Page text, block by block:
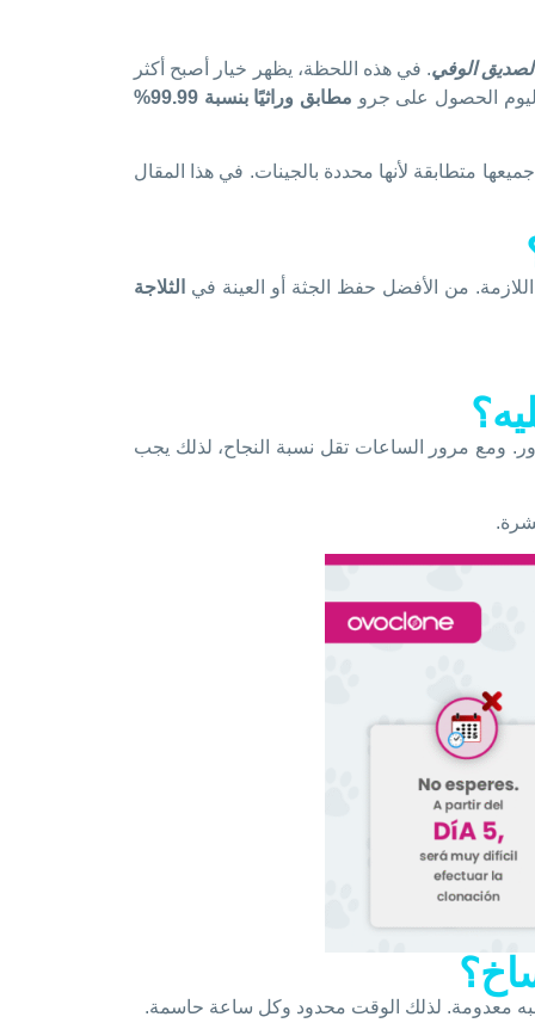
الوفي. في هذه اللحظة، يظهر خيار أصبح أكثر
الحصول على جرو مطابق وراثيًا بنسبة 99.99%
متطابقة لأنها محددة بالجينات. في هذا المقال
من الأفضل حفظ الجثة أو العينة في
الثلاجة
ومع مرور الساعات تقل نسبة النجاح، لذلك يجب
معدومة. لذلك الوقت محدود وكل ساعة حاسمة.